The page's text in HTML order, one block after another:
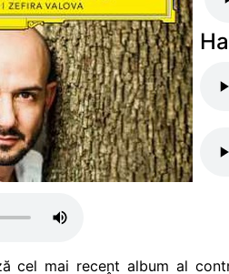
cel mai recent album al